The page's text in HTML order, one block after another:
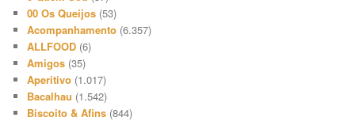
00 Os Queijos (53)
Acompanhamento (6.357)
ALLFOOD (6)
Amigos (35)
Aperitivo (1.017)
Bacalhau (1.542)
Biscoito & Afins (844)